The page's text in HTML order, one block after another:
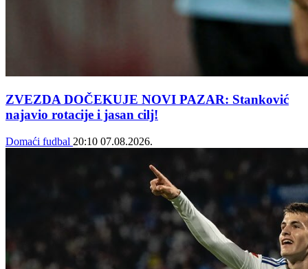
ZVEZDA DOČEKUJE NOVI PAZAR: Stanković
najavio rotacije i jasan cilj!
Domaći fudbal 20:10 07.08.2026.